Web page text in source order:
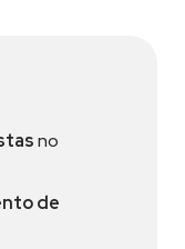
no
de